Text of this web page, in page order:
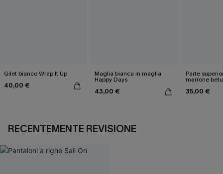
Gilet bianco Wrap It Up
40,00 €
Maglia bianca in maglia
Happy Days
43,00 €
Parte
marrone
35,00 €
RECENTEMENTE REVISIONE